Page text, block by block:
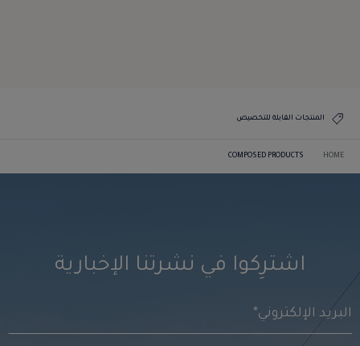
المنتجات القابلة للتخصيص
HOME
COMPOSED PRODUCTS
اشترِكوا في نشرتنا الإخبارية